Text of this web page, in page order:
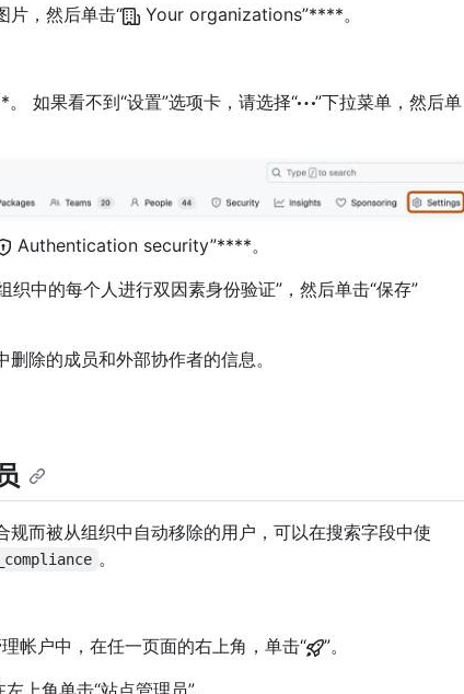
片，然后单击“
Your organizations”****。
如果看不到“设置”选项卡，请选择“
”下拉菜单，然后单
Authentication security”****。
织中的每个人进行双因素身份验证”，然后单击“保存”
除的成员和外部协作者的信息。
而被从组织中自动移除的用户，可以在搜索字段中使
。
帐户中，在任一页面的右上角，单击“
”。